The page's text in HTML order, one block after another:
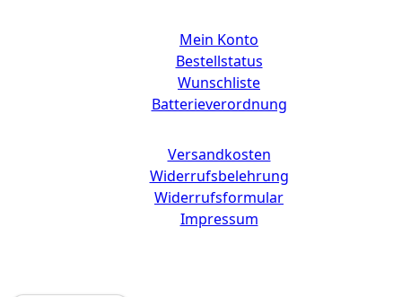
Mein Konto
Bestellstatus
Wunschliste
Batterieverordnung
Versandkosten
Widerrufsbelehrung
Widerrufsformular
Impressum
Copyright © 2025 CdD GmbH